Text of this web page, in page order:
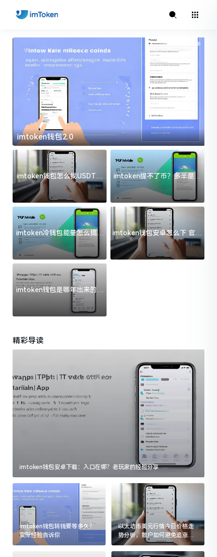
imtoken钱包2.0
imtoken钱包怎么找USDT地
址？三步搞定不踩坑
imtoken提不了币？多半是这
几件事没处理好
imtoken冷钱包能量怎么搞？
过来人告诉你门道
imtoken钱包安卓怎么下 官方
渠道避坑指南
imtoken钱包是哪年出来的？
一文给你说清楚
精彩导读
imtoken钱包安卓下载：入口在哪？老玩家的经验分享
imtoken钱包转钱要等多久？
实际经验告诉你
以太坊币美元行情今日价格走
势分析，散户如何避免追涨杀
跌被套牢